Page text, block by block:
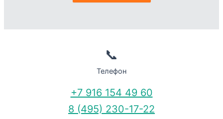
📞
Телефон
+7 916 154 49 60
8 (495) 230-17-22